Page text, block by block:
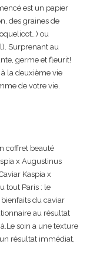
est un papier
des graines de
ou
Surprenant au
germe et fleurit!
la deuxième vie
de votre vie.
coffret beauté
x Augustinus
Kaspia x
tout Paris : le
du caviar
au résultat
soin a une texture
résultat immédiat,